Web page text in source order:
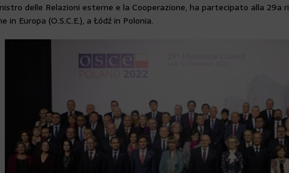
delle Relazioni esterne e la Cooperazione, ha partecipato alla 29a
in Europa (O.S.C.E.), a Łódź in Polonia.